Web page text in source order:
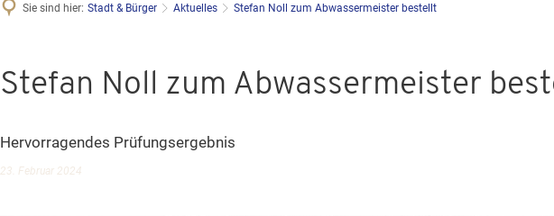
Sie sind hier: Stadt & Bürger Aktuelles Stefan Noll zum Abwassermeister bestellt
Stefan Noll zum Abwassermeister
Hervorragendes Prüfungsergebnis
23. Februar 2024